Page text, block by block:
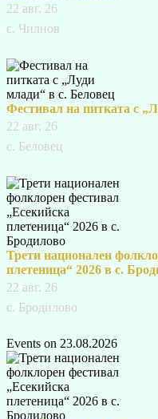
22 авг. 26
с. Чилнов
Фестивал на питката с
22 авг. 26
с. Беловец
Трети национален
плетеница“ 2026 в с.
22 авг. 26
с. Бродилово
Events on 23.08.2026